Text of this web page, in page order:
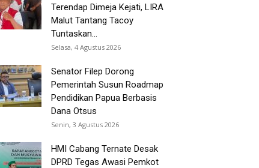
Terendap Dimeja Kejati, LIRA
Malut Tantang Tacoy
Tuntaskan...
Selasa, 4 Agustus 2026
Senator Filep Dorong
Pemerintah Susun Roadmap
Pendidikan Papua Berbasis
Dana Otsus
Senin, 3 Agustus 2026
HMI Cabang Ternate Desak
DPRD Tegas Awasi Pemkot